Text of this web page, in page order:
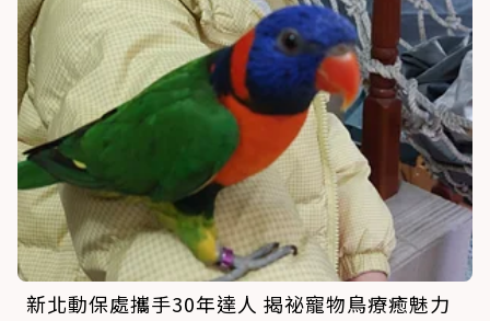
新北動保處攜手30年達人 揭祕寵物鳥療癒魅力